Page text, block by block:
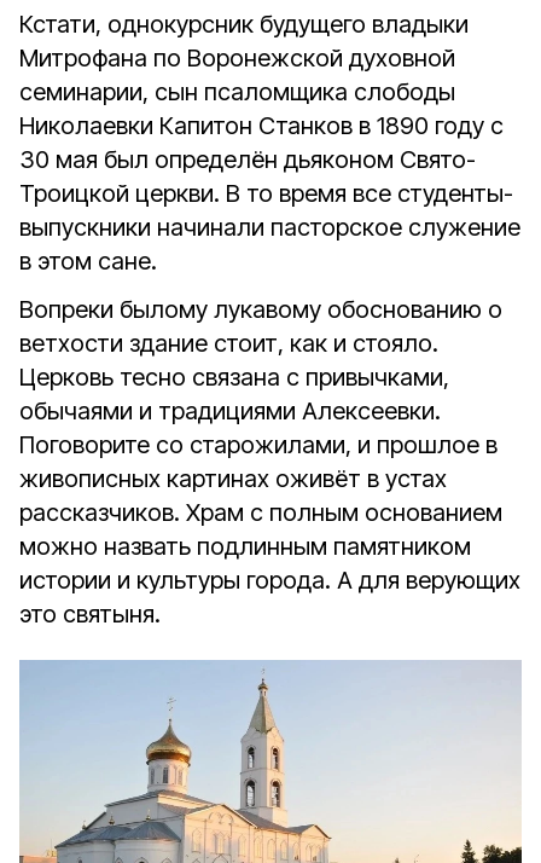
Кстати, однокурсник будущего владыки
Митрофана по Воронежской духовной
семинарии, сын псаломщика слободы
Николаевки Капитон Станков в 1890 году с
30 мая был определён дьяконом Свято-
Троицкой церкви. В то время все студенты-
выпускники начинали пасторское служение
в этом сане.
Вопреки былому лукавому обоснованию о
ветхости здание стоит, как и стояло.
Церковь тесно связана с привычками,
обычаями и традициями Алексеевки.
Поговорите со старожилами, и прошлое в
живописных картинах оживёт в устах
рассказчиков. Храм с полным основанием
можно назвать подлинным памятником
истории и культуры города. А для верующих
это святыня.